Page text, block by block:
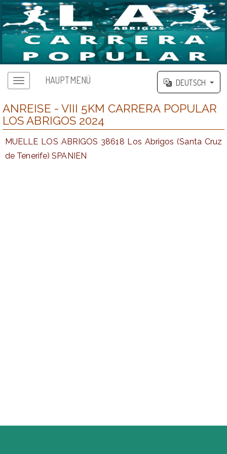
HAUPTMENÜ DEUTSCH
ANREISE - VIII 5KM CARRERA POPULAR
LOS ABRIGOS 2024
MUELLE LOS ABRIGOS 38618 Los Abrigos (Santa Cruz
de Tenerife) SPANIEN